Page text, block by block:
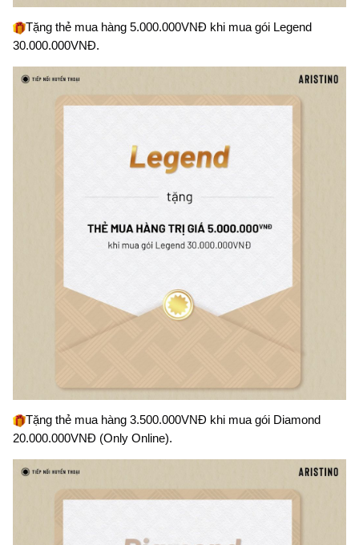
Tặng thẻ mua hàng 5.000.000VNĐ khi mua gói Legend
30.000.000VNĐ.
Tặng thẻ mua hàng 3.500.000VNĐ khi mua gói Diamond
20.000.000VNĐ (Only Online).